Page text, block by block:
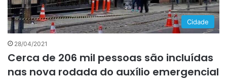
Cidade
28/04/2021
Cerca de 206 mil pessoas são incluídas
nas nova rodada do auxílio emergencial